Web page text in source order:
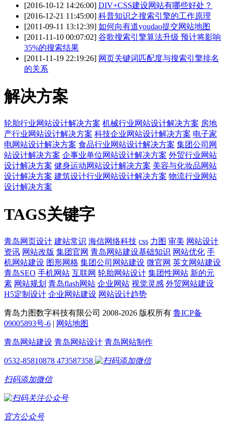
[2016-10-12 14:26:00] DIV+CSS建设网站有哪些好处？
[2016-12-21 11:45:00] 科普知识之搜索引擎的工作原理
[2011-09-11 13:12:39] 如何向有道youdao提交网站地图
[2011-11-10 00:07:02] 谷歌搜索引擎算法升级 预计将影响
35%的搜索结果
[2011-11-19 22:19:26] 网页关键词匹配度与搜索引擎排名
的关系
解决方案
轮胎行业网站设计解决方案 机械行业网站设计解决方案 房地
产行业网站设计解决方案 科技企业网站设计解决方案 电子家
电网站设计解决方案 食品行业网站设计解决方案 集团公司网
站设计解决方案 企事业单位网站设计解决方案 外贸行业网站
设计解决方案 健身运动网站设计解决方案 美容与化妆品网站
设计解决方案 建筑设计行业网站设计解决方案 物流行业网站
设计解决方案
TAGS关键字
青岛网页设计 建站常识 海信网络科技 css 力图 审美 网站设计
资讯 网站改版 集团官网 青岛网站建设基础知识 网站优化 手
机网站建设 图形网格 集团公司网站建设 微官网 英文网站建设
青岛SEO 手机网站 互联网 轮胎网站设计 集团性网站 新的元
素 网站规划 青岛flash网站 企业网站 视觉灵感 外贸网站建设
H5定制设计 企业网站建设 网站设计趋势
青岛力图数字科技有限公司 2008-2026 版权所有 鲁ICP备
09005893号-6 | 网站地图
青岛网站建设 青岛网站设计 青岛网站制作
0532-85810878 473587358
扫码添加微信
官方公众号